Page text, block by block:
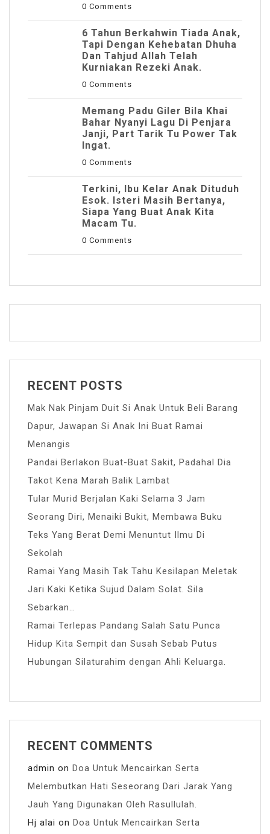
0 Comments
6 Tahun Berkahwin Tiada Anak,
Tapi Dengan Kehebatan Dhuha
Dan Tahjud Allah Telah
Kurniakan Rezeki Anak.
0 Comments
Memang Padu Giler Bila Khai
Bahar Nyanyi Lagu Di Penjara
Janji, Part Tarik Tu Power Tak
Ingat.
0 Comments
Terkini, Ibu Kelar Anak Dituduh
Esok. Isteri Masih Bertanya,
Siapa Yang Buat Anak Kita
Macam Tu.
0 Comments
RECENT POSTS
Mak Nak Pinjam Duit Si Anak Untuk Beli Barang
Dapur, Jawapan Si Anak Ini Buat Ramai
Menangis
Pandai Berlakon Buat-Buat Sakit, Padahal Dia
Takot Kena Marah Balik Lambat
Tular Murid Berjalan Kaki Selama 3 Jam
Seorang Diri, Menaiki Bukit, Membawa Buku
Teks Yang Berat Demi Menuntut Ilmu Di
Sekolah
Ramai Yang Masih Tak Tahu Kesilapan Meletak
Jari Kaki Ketika Sujud Dalam Solat. Sila
Sebarkan…
Ramai Terlepas Pandang Salah Satu Punca
Hidup Kita Sempit dan Susah Sebab Putus
Hubungan Silaturahim dengan Ahli Keluarga.
RECENT COMMENTS
admin on Doa Untuk Mencairkan Serta
Melembutkan Hati Seseorang Dari Jarak Yang
Jauh Yang Digunakan Oleh Rasullulah.
Hj alai on Doa Untuk Mencairkan Serta